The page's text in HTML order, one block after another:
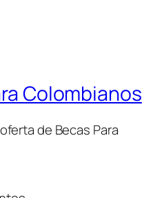
Colombianos
de Becas Para